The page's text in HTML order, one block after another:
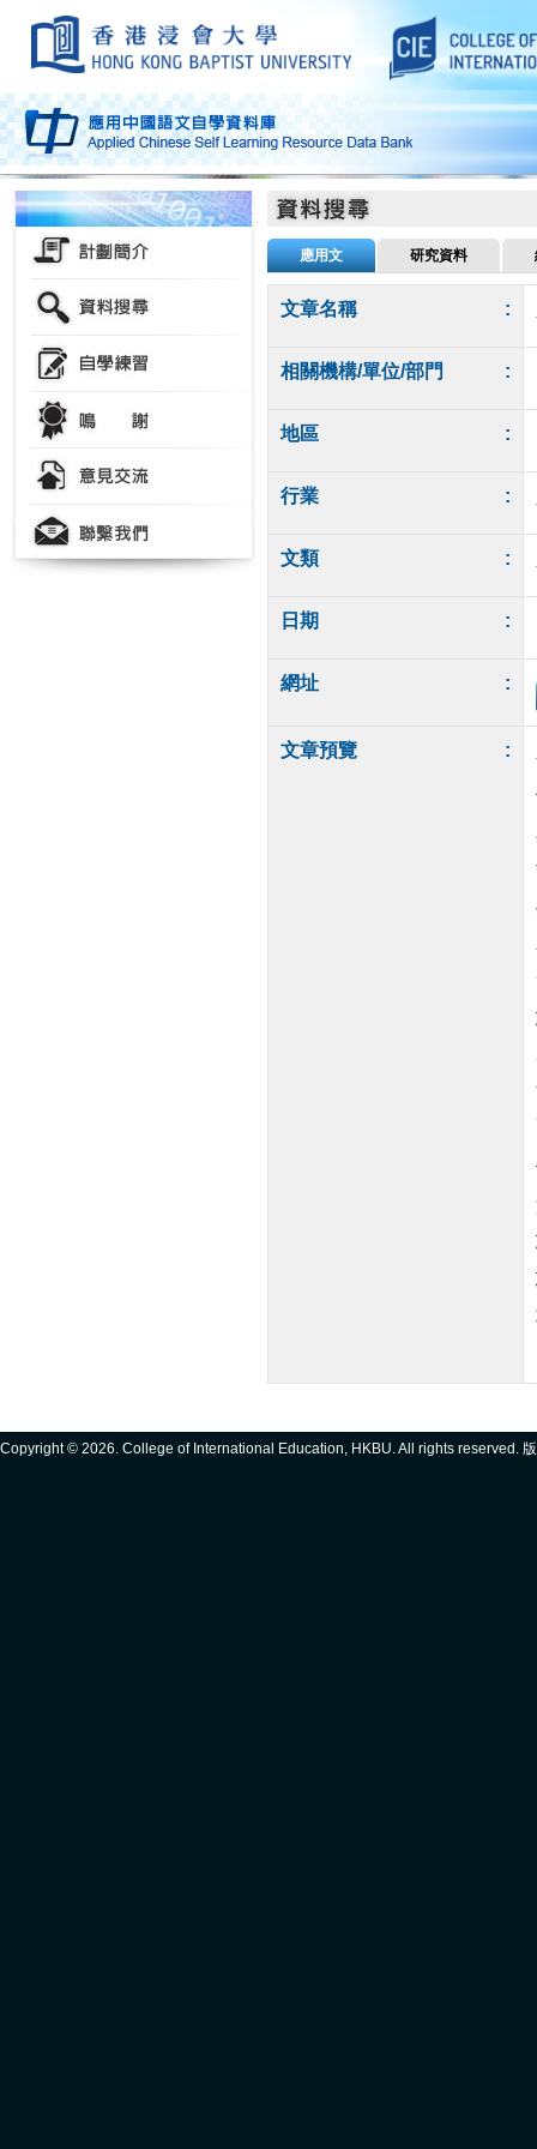
應用文 研究資料
文章名稱 :
相關機構/單位/部門 :
地區 :
行業 :
文類 :
日期 :
網址 :
文章預覽 :
Copyright © 2026. College of International Education, HKBU. All rights reserved.